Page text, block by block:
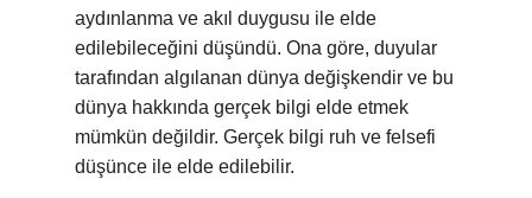
aydınlanma ve akıl duygusu ile elde
edilebileceğini düşündü. Ona göre, duyular
tarafından algılanan dünya değişkendir ve bu
dünya hakkında gerçek bilgi elde etmek
mümkün değildir. Gerçek bilgi ruh ve felsefi
düşünce ile elde edilebilir.